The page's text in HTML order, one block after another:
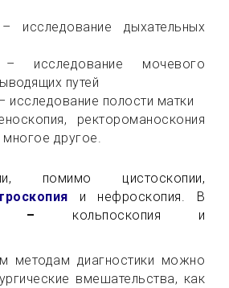
исследование дыхательных
исследование мочевого
путей
исследование полости матки
ректороманоскония
многое другое.
помимо цистоскопии,
и нефроскопия.
В
– кольпоскопия и
методам диагностики можно
вмешательства, как